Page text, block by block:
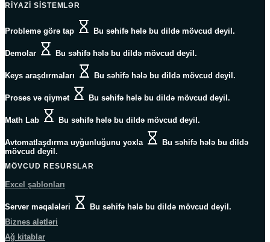
RIYAZI SISTEMLƏR
Problemə görə tap Bu səhifə hələ bu dildə mövcud deyil.
Demolar Bu səhifə hələ bu dildə mövcud deyil.
Keys araşdırmaları Bu səhifə hələ bu dildə mövcud deyil.
Proses və qiymət Bu səhifə hələ bu dildə mövcud deyil.
Math Lab Bu səhifə hələ bu dildə mövcud deyil.
Avtomatlaşdırma uyğunluğunu yoxla
Bu səhifə hələ bu dildə
mövcud deyil.
MÖVCUD RESURSLAR
Excel şablonları
Server məqalələri
Bu səhifə hələ bu dildə mövcud deyil.
Biznes alətləri
Ağ kitablar